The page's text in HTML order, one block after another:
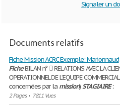
Signaler un
Documents relatifs
Fiche Mission ACRC Exemple: Marionnaud
FicheBILAN n°  RELATIONS AVEC LA
OPERATIONNEL DE L’EQUIPE
concernées par la mission)STAGIAIRE:
2 Pages• 7811 Vues